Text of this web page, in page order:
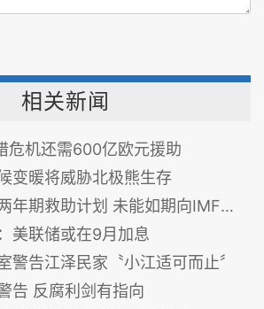
相关新闻
危机还需600亿欧元援助
变暖将威胁北极熊生存
期救助计划 未能如期向IMF偿贷
美联储或在9月加息
警告江泽民家〝小江适可而止〞
告 反腐利剑有指向